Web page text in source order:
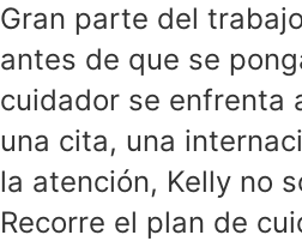
Gran parte del
antes de que se
cuidador se enfrenta
una cita, una
la atención, Kelly no
Recorre el plan de